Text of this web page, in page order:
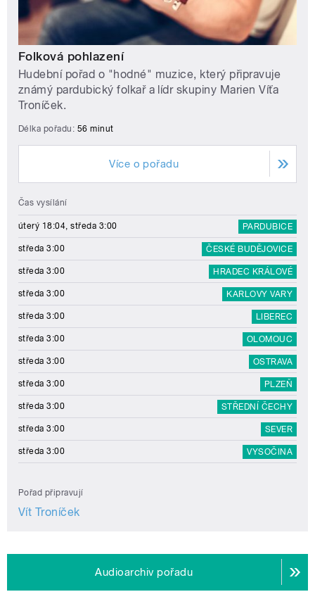
Folková pohlazení
Hudební pořad o "hodné" muzice, který připravuje
známý pardubický folkař a lídr skupiny Marien Víťa
Troníček.
Délka pořadu: 56 minut
Více o pořadu
Čas vysílání
úterý 18:04, středa 3:00 PARDUBICE
středa 3:00 ČESKÉ BUDĚJOVICE
středa 3:00 HRADEC KRÁLOVÉ
středa 3:00 KARLOVY VARY
středa 3:00 LIBEREC
středa 3:00 OLOMOUC
středa 3:00 OSTRAVA
středa 3:00 PLZEŇ
středa 3:00 STŘEDNÍ ČECHY
středa 3:00 SEVER
středa 3:00 VYSOČINA
Pořad připravují
Vít Troníček
Audioarchiv pořadu